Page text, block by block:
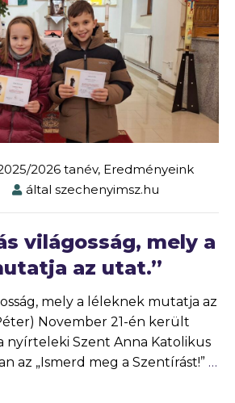
2026 tanév, Eredményeink
által szechenyimsz.hu
világosság, mely a
az utat.”
mely a léleknek mutatja az
November 21-én került
nyírteleki Szent Anna Katolikus
az „Ismerd meg a Szentírást!” …